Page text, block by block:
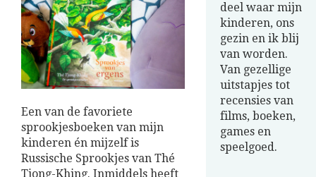
Een van de favoriete
sprookjesboeken van mijn
kinderen én mijzelf is
Russische Sprookjes van Thé
Tjong-Khing. Inmiddels heeft
deel waar mijn
kinderen, ons
gezin en ik blij
van worden.
Van gezellige
uitstapjes tot
recensies van
films, boeken,
games en
speelgoed.